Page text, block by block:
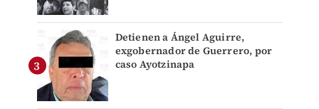
Detienen a Ángel Aguirre,
exgobernador de Guerrero, por
caso Ayotzinapa